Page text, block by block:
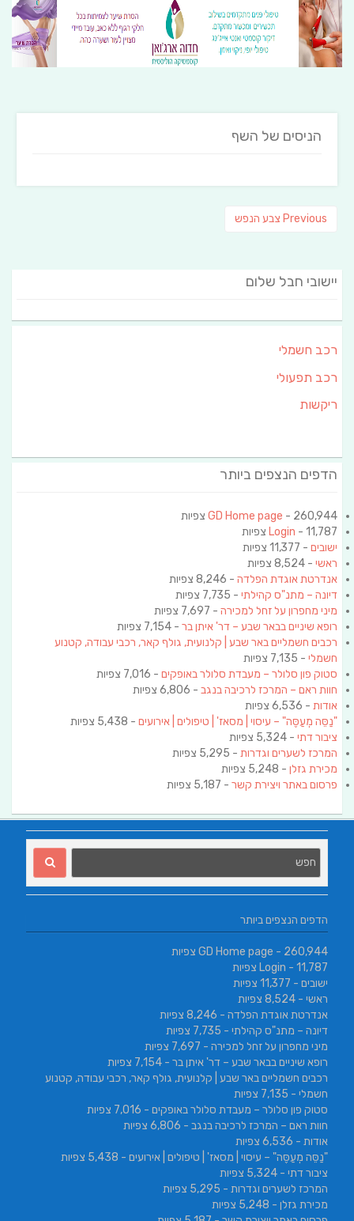
הניסים של השף
Previous
Previous
צבע הנפש
יישובי חבל שלום
רכב חשמלי
רכב תפעולי
ריקשות
הדפים הנצפים ביותר
GD Home page - 260,944 צפיות
Login - 11,787 צפיות
ישובים - 11,377 צפיות
ראשי - 8,524 צפיות
אנדרטת אוגדת הפלדה - 8,246 צפיות
דיונה – מתנ"ס קהילתי - 7,735 צפיות
מיני מחפרון על זחל למכירה - 7,697 צפיות
רופא שיניים בבאר שבע – דר' איתן בר - 7,154 צפיות
רכבים חשמליים באר שבע | קלנועית, גולף קאר, רכבי עבודה, קטנוע
חשמלי - 7,135 צפיות
סטוק פון סלולר – מעבדת סלולר באופקים - 7,016 צפיות
חוות ראם – המרכז לרכיבה בנגב - 6,806 צפיות
אודות - 6,536 צפיות
"נַסֵּה מְעַסֶּה" – עיסוי | מסאז' | טיפולים | אירועים - 5,438 צפיות
ציבור דתי - 5,324 צפיות
המרכז לשערים וגדרות - 5,295 צפיות
מכירת גזלן - 5,248 צפיות
פרסום באתר ויצירת קשר - 5,187 צפיות
הדפים הנצפים ביותר
GD Home page - 260,944 צפיות
Login - 11,787 צפיות
ישובים - 11,377 צפיות
ראשי - 8,524 צפיות
אנדרטת אוגדת הפלדה - 8,246 צפיות
דיונה – מתנ"ס קהילתי - 7,735 צפיות
מיני מחפרון על זחל למכירה - 7,697 צפיות
רופא שיניים בבאר שבע – דר' איתן בר - 7,154 צפיות
רכבים חשמליים באר שבע | קלנועית, גולף קאר, רכבי עבודה, קטנוע
חשמלי - 7,135 צפיות
סטוק פון סלולר – מעבדת סלולר באופקים - 7,016 צפיות
חוות ראם – המרכז לרכיבה בנגב - 6,806 צפיות
אודות - 6,536 צפיות
"נַסֵּה מְעַסֶּה" – עיסוי | מסאז' | טיפולים | אירועים - 5,438 צפיות
ציבור דתי - 5,324 צפיות
המרכז לשערים וגדרות - 5,295 צפיות
מכירת גזלן - 5,248 צפיות